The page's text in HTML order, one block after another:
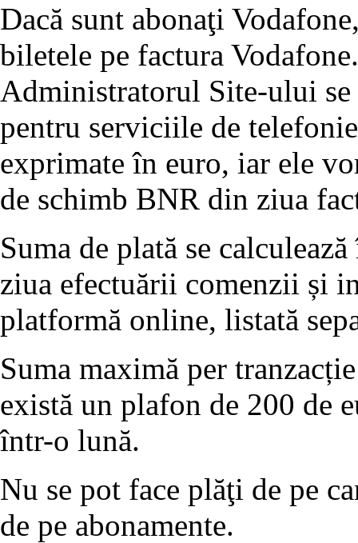
Dacă sunt abonaţi
biletele pe factura
Administratorul Site-ului se
pentru serviciile de
exprimate în euro, iar ele
de schimb BNR din ziua
Suma de plată se
ziua efectuării comenzii și
platformă online, listată
Suma maximă per
există un plafon de 200 de
într-o lună.
Nu se pot face plăţi de pe
de pe abonamente.